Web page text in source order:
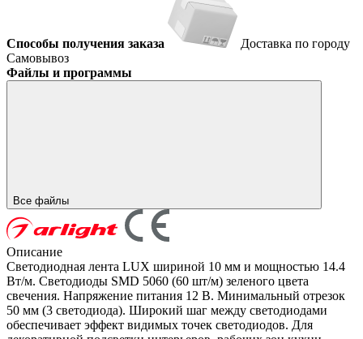
Способы получения заказа
Доставка по городу
Самовывоз
Файлы и программы
Все файлы
Описание
Светодиодная лента LUX шириной 10 мм и мощностью 14.4
Вт/м. Светодиоды SMD 5060 (60 шт/м) зеленого цвета
свечения. Напряжение питания 12 В. Минимальный отрезок
50 мм (3 светодиода). Широкий шаг между светодиодами
обеспечивает эффект видимых точек светодиодов. Для